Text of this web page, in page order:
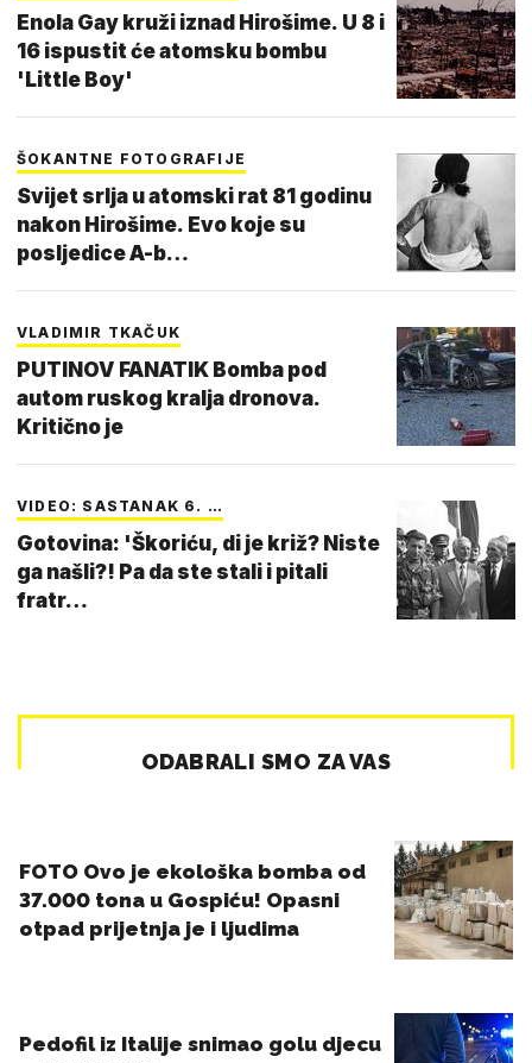
Enola Gay kruži iznad Hirošime. U 8 i
16 ispustit će atomsku bombu
'Little Boy'
ŠOKANTNE FOTOGRAFIJE
Svijet srlja u atomski rat 81 godinu
nakon Hirošime. Evo koje su
posljedice A-b…
VLADIMIR TKAČUK
PUTINOV FANATIK Bomba pod
autom ruskog kralja dronova.
Kritično je
VIDEO: SASTANAK 6. …
Gotovina: 'Škoriću, di je križ? Niste
ga našli?! Pa da ste stali i pitali
fratr…